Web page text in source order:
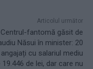
Articolul următor
Centrul-fantomă găsit de
Năsui în minister: 20
cu salariul mediu
19.446 de lei, dar care nu